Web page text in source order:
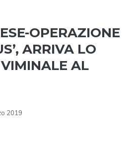
OPERAZIONE
ARRIVA LO
AL
2019